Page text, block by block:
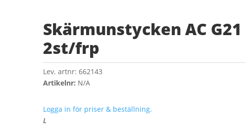
Skärmunstycken AC G21
2st/frp
Lev. artnr: 662143
Artikelnr: N/A
Logga in för priser & beställning.
L